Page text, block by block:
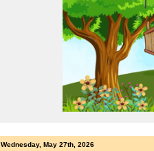
Wednesday, May 27th, 2026